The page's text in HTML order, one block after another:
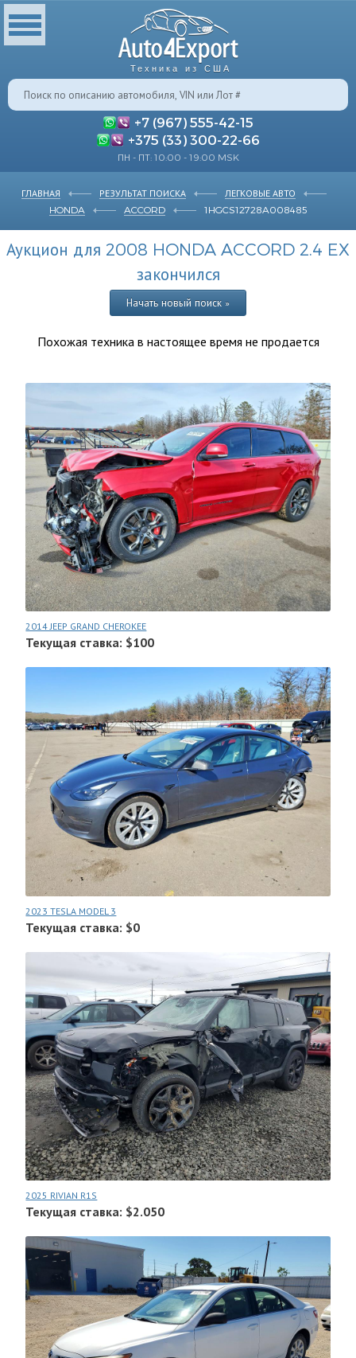
Техника из США
+7 (967) 555-42-15
+375 (33) 300-22-66
ПН - ПТ: 10:00 - 19:00 MSK
ГЛАВНАЯ РЕЗУЛЬТАТ ПОИСКА
ЛЕГКОВЫЕ АВТО
HONDA
ACCORD 1HGCS12728A008485
Аукцион для 2008 HONDA ACCORD 2.4 EX
закончился
Начать новый поиск »
Похожая техника в настоящее время не продается
2014 JEEP GRAND CHEROKEE
Текущая ставка: $100
2023 TESLA MODEL 3
Текущая ставка: $0
2025 RIVIAN R1S
Текущая ставка: $2.050